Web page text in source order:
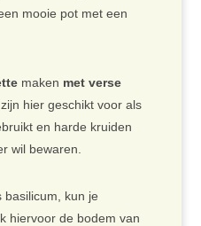
mooie pot met een
maken met verse
zijn hier geschikt voor als
en harde kruiden
wil bewaren.
basilicum, kun je
hiervoor de bodem van